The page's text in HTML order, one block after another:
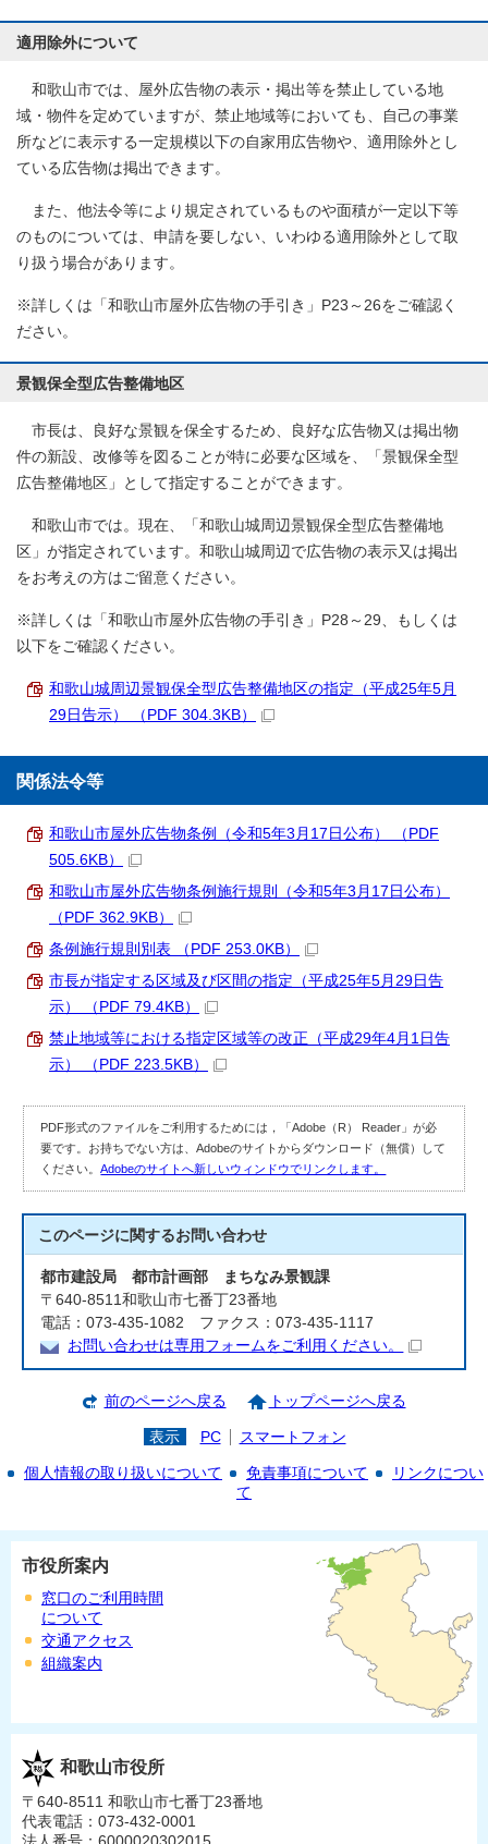
適用除外について
和歌山市では、屋外広告物の表示・掲出等を禁止している地
域・物件を定めていますが、禁止地域等においても、自己の事業
所などに表示する一定規模以下の自家用広告物や、適用除外とし
ている広告物は掲出できます。
また、他法令等により規定されているものや面積が一定以下等
のものについては、申請を要しない、いわゆる適用除外として取
り扱う場合があります。
※詳しくは「和歌山市屋外広告物の手引き」P23～26をご確認く
ださい。
景観保全型広告整備地区
市長は、良好な景観を保全するため、良好な広告物又は掲出物
件の新設、改修等を図ることが特に必要な区域を、「景観保全型
広告整備地区」として指定することができます。
和歌山市では。現在、「和歌山城周辺景観保全型広告整備地
区」が指定されています。和歌山城周辺で広告物の表示又は掲出
をお考えの方はご留意ください。
※詳しくは「和歌山市屋外広告物の手引き」P28～29、もしくは
以下をご確認ください。
和歌山城周辺景観保全型広告整備地区の指定（平成25年5月
29日告示） （PDF 304.3KB）
関係法令等
和歌山市屋外広告物条例（令和5年3月17日公布） （PDF
505.6KB）
和歌山市屋外広告物条例施行規則（令和5年3月17日公布）
（PDF 362.9KB）
条例施行規則別表 （PDF 253.0KB）
市長が指定する区域及び区間の指定（平成25年5月29日告
示） （PDF 79.4KB）
禁止地域等における指定区域等の改正（平成29年4月1日告
示） （PDF 223.5KB）
PDF形式のファイルをご利用するためには，「Adobe（R） Reader」が必
要です。お持ちでない方は、Adobeのサイトからダウンロード（無償）して
ください。Adobeのサイトへ新しいウィンドウでリンクします。
このページに関するお問い合わせ
都市建設局 都市計画部 まちなみ景観課
〒640-8511和歌山市七番丁23番地
電話：073-435-1082 ファクス：073-435-1117
お問い合わせは専用フォームをご利用ください。
前のページへ戻る トップページへ戻る
表示 PC スマートフォン
個人情報の取り扱いについて 免責事項について
リンクについ
て
市役所案内
窓口のご利用時間
について
交通アクセス
組織案内
和歌山市役所
〒640-8511 和歌山市七番丁23番地
代表電話：073-432-0001